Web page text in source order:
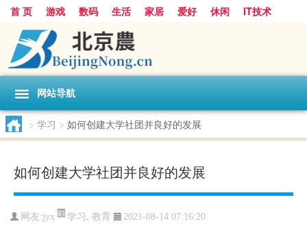
首 页 游戏 数码 生活 家居 爱好 休闲
IT技术
互联网
手机 购物
网站导航
> 学习 > 如何创建大学社团并良好的发展
如何创建大学社团并良好的发展
网友:jyx 学习, 教育 2021-08-14 07:16:20